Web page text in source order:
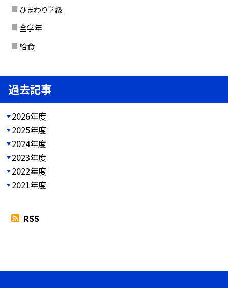
ひまわり学級
全学年
給食
過去記事
2026年度
2025年度
2024年度
2023年度
2022年度
2021年度
RSS